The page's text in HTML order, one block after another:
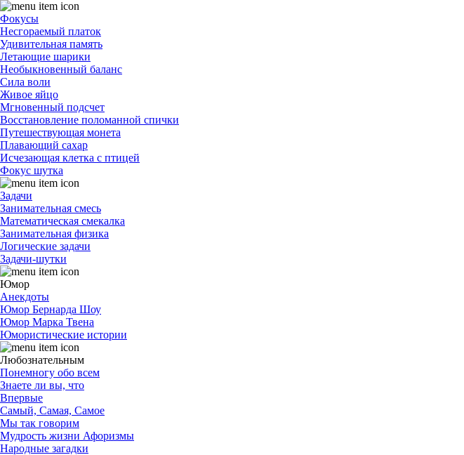
Фокусы
Несгораемый платок
Удивительная память
Летающие шарики
Необыкновенный баланс
Сила воли
Живое яйцо
Мгновенный подсчет
Восстановление поломанной спички
Путешествующая монета
Плавающий сахар
Исчезающая клетка с птицей
Фокус шутка
Задачи
Занимательная смесь
Математическая смекалка
Занимательная физика
Логические задачи
Задачи-шутки
Юмор
Анекдоты
Юмор Бернарда Шоу
Юмор Марка Твена
Юмористические истории
Любознательным
Понемногу обо всем
Знаете ли вы, что
Впервые
Самый, Самая, Самое
Мы так говорим
Мудрость жизни Афоризмы
Народные загадки